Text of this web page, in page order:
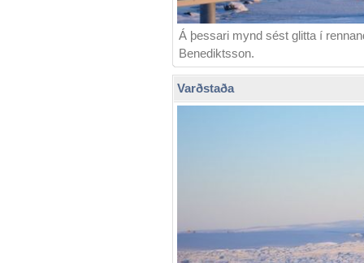
Á þessari mynd sést glitta í
Benediktsson.
Varðstaða